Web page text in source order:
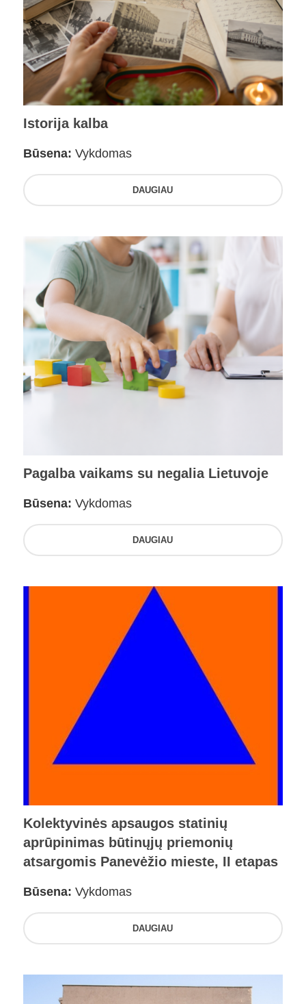
Istorija kalba
Būsena: Vykdomas
DAUGIAU
Pagalba vaikams su negalia Lietuvoje
Būsena: Vykdomas
DAUGIAU
Kolektyvinės apsaugos statinių
aprūpinimas būtinųjų priemonių
atsargomis Panevėžio mieste, II etapas
Būsena: Vykdomas
DAUGIAU